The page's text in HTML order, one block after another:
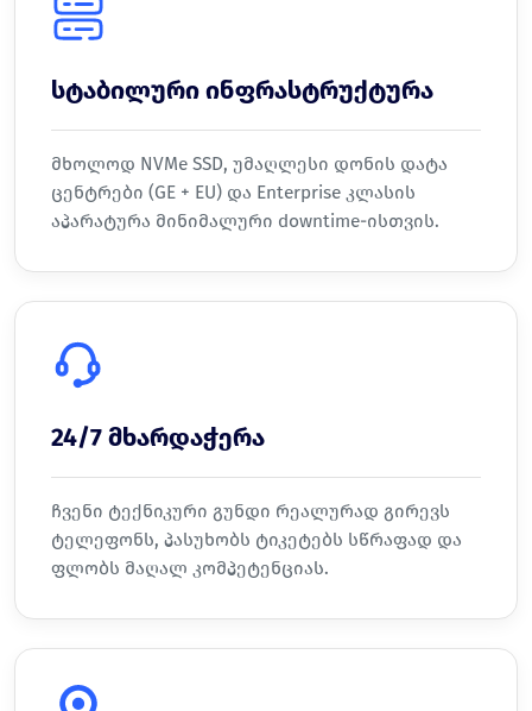
სტაბილური ინფრასტრუქტურა
მხოლოდ NVMe SSD, უმაღლესი დონის დატა
ცენტრები (GE + EU) და Enterprise კლასის
აპარატურა მინიმალური downtime-ისთვის.
24/7 მხარდაჭერა
ჩვენი ტექნიკური გუნდი რეალურად გირევს
ტელეფონს, პასუხობს ტიკეტებს სწრაფად და
ფლობს მაღალ კომპეტენციას.